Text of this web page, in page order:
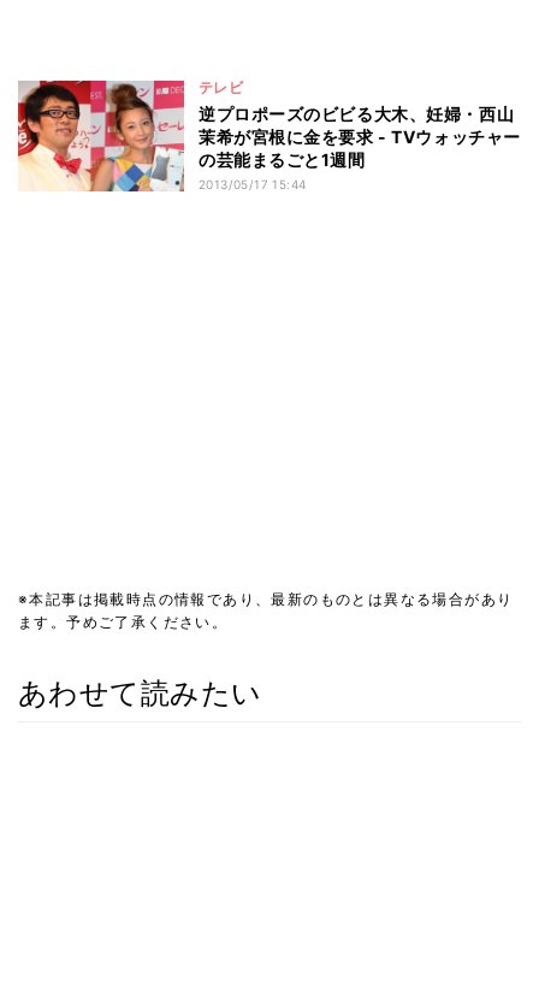
テレビ
逆プロポーズのビビる大木、妊婦・西山
茉希が宮根に金を要求 - TVウォッチャー
の芸能まるごと1週間
2013/05/17 15:44
※本記事は掲載時点の情報であり、最新のものとは異なる場合があり
ます。予めご了承ください。
あわせて読みたい